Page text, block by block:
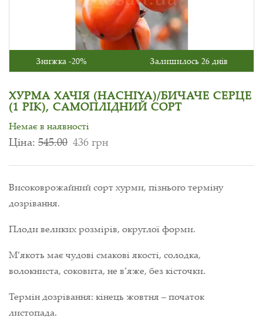
Знижка -20% Залишилось 26 днів
ХУРМА ХАЧІЯ (HACHIYA)/БИЧАЧЕ СЕРЦЕ
(1 РІК), САМОПЛІДНИЙ СОРТ
Немає в наявності
Ціна: 545.00 436 грн
Високоврожайний сорт хурми, пізнього терміну
дозрівання.
Плоди великих розмірів, округлої форми.
М’якоть має чудові смакові якості, солодка,
волокниста, соковита, не в’яже, без кісточки.
Термін дозрівання: кінець жовтня – початок
листопада.